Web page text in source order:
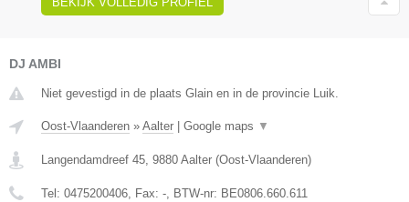
DJ AMBI
Niet gevestigd in de plaats Glain en in de provincie Luik.
Oost-Vlaanderen » Aalter Google maps ▼
Langendamdreef 45, 9880 Aalter (Oost-Vlaanderen)
Tel: 0475200406, Fax: -, BTW-nr: BE0806.660.611